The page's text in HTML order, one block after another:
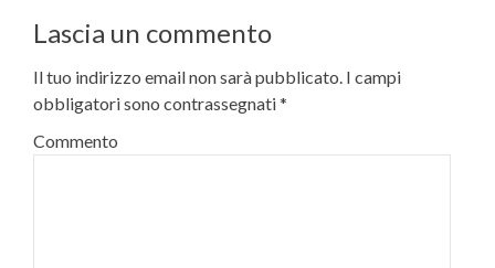
Lascia un commento
Il tuo indirizzo email non sarà pubblicato. I campi
obbligatori sono contrassegnati*
Commento